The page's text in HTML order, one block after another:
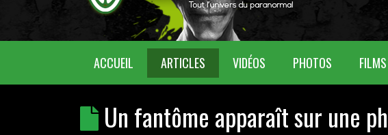
ACCUEIL (CURRENT)ARTICLES VIDÉOS PHOTOS FILMS
Un fantôme apparaît sur une